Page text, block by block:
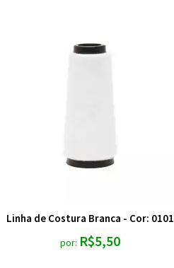
Linha de Costura Branca - Cor: 0101
por: R$5,50